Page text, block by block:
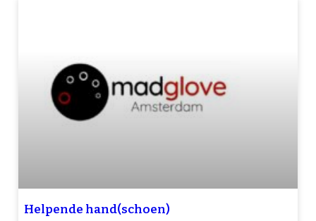
Helpende hand(schoen)